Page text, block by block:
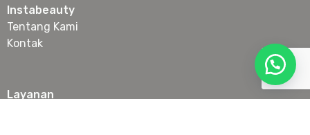
Instabeauty
Tentang Kami
Kontak
Layanan